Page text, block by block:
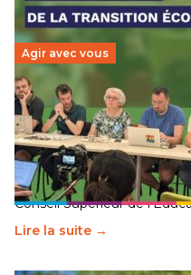
Agir avec vous
Transition écologique
Éducation fait bouger
30 juin 2026-National
Pendant plusieurs mois, un
travaillé sur la transition
Conseil Supérieur de
Lire la suite →